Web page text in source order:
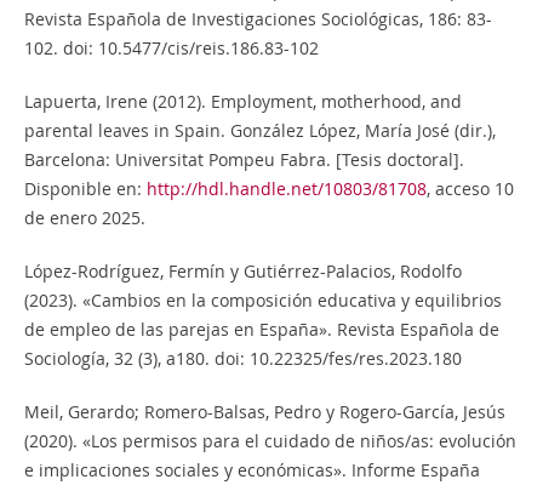
Revista Española de Investigaciones Sociológicas, 186: 83-
102. doi: 10.5477/cis/reis.186.83-102
Lapuerta, Irene (2012). Employment, motherhood, and
parental leaves in Spain. González López, María José (dir.),
Barcelona: Universitat Pompeu Fabra. [Tesis doctoral].
Disponible en: http://hdl.handle.net/10803/81708, acceso 10
de enero 2025.
López-Rodríguez, Fermín y Gutiérrez-Palacios, Rodolfo
(2023). «Cambios en la composición educativa y equilibrios
de empleo de las parejas en España». Revista Española de
Sociología, 32 (3), a180. doi: 10.22325/fes/res.2023.180
Meil, Gerardo; Romero-Balsas, Pedro y Rogero-García, Jesús
(2020). «Los permisos para el cuidado de niños/as: evolución
e implicaciones sociales y económicas». Informe España